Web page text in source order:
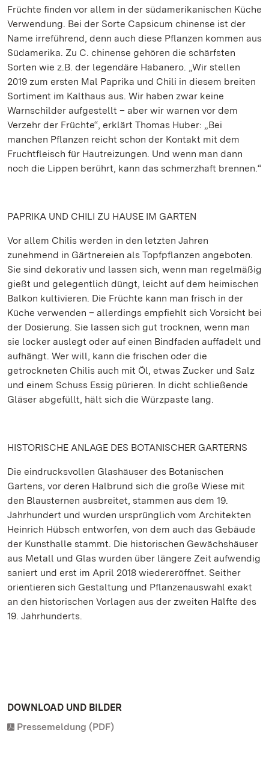
Früchte finden vor allem in der südamerikanischen Küche
Verwendung. Bei der Sorte Capsicum chinense ist der
Name irreführend, denn auch diese Pflanzen kommen aus
Südamerika. Zu C. chinense gehören die schärfsten
Sorten wie z.B. der legendäre Habanero. „Wir stellen
2019 zum ersten Mal Paprika und Chili in diesem breiten
Sortiment im Kalthaus aus. Wir haben zwar keine
Warnschilder aufgestellt – aber wir warnen vor dem
Verzehr der Früchte“, erklärt Thomas Huber: „Bei
manchen Pflanzen reicht schon der Kontakt mit dem
Fruchtfleisch für Hautreizungen. Und wenn man dann
noch die Lippen berührt, kann das schmerzhaft brennen.“
PAPRIKA UND CHILI ZU HAUSE IM GARTEN
Vor allem Chilis werden in den letzten Jahren
zunehmend in Gärtnereien als Topfpflanzen angeboten.
Sie sind dekorativ und lassen sich, wenn man regelmäßig
gießt und gelegentlich düngt, leicht auf dem heimischen
Balkon kultivieren. Die Früchte kann man frisch in der
Küche verwenden – allerdings empfiehlt sich Vorsicht bei
der Dosierung. Sie lassen sich gut trocknen, wenn man
sie locker auslegt oder auf einen Bindfaden auffädelt und
aufhängt. Wer will, kann die frischen oder die
getrockneten Chilis auch mit Öl, etwas Zucker und Salz
und einem Schuss Essig pürieren. In dicht schließende
Gläser abgefüllt, hält sich die Würzpaste lang.
HISTORISCHE ANLAGE DES BOTANISCHER GARTERNS
Die eindrucksvollen Glashäuser des Botanischen
Gartens, vor deren Halbrund sich die große Wiese mit
den Blausternen ausbreitet, stammen aus dem 19.
Jahrhundert und wurden ursprünglich vom Architekten
Heinrich Hübsch entworfen, von dem auch das Gebäude
der Kunsthalle stammt. Die historischen Gewächshäuser
aus Metall und Glas wurden über längere Zeit aufwendig
saniert und erst im April 2018 wiedereröffnet. Seither
orientieren sich Gestaltung und Pflanzenauswahl exakt
an den historischen Vorlagen aus der zweiten Hälfte des
19. Jahrhunderts.
DOWNLOAD UND BILDER
Pressemeldung (PDF)